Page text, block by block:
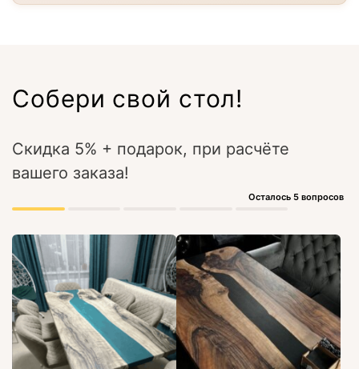
Собери свой стол!
Скидка 5% + подарок, при расчёте
вашего заказа!
Осталось 5 вопросов